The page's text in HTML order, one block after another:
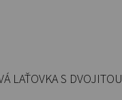
LAŤOVKA S DVOJITOU